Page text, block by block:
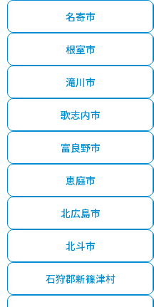
名寄市
根室市
滝川市
歌志内市
富良野市
恵庭市
北広島市
北斗市
石狩郡新篠津村